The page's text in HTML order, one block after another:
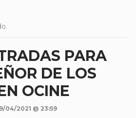
PARA
DE LOS
OCINE
04/2021 @ 23:59